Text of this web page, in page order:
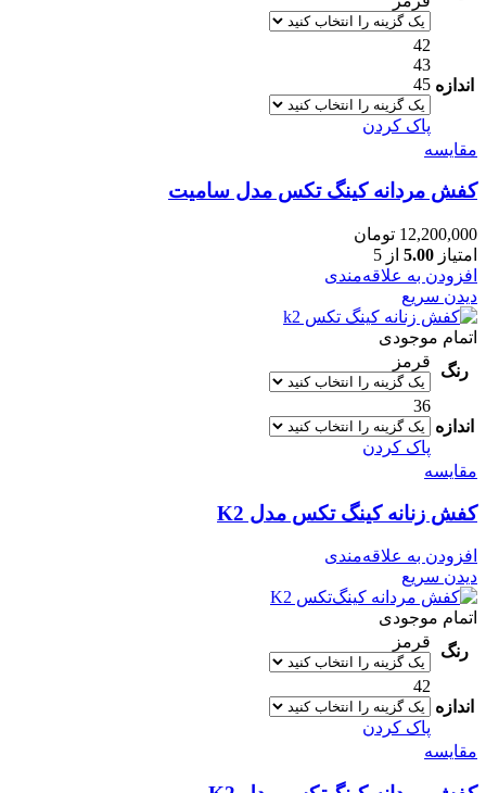
اندازه
42
43
45
پاک کردن
مقایسه
کفش مردانه کینگ تکس مدل سامیت
12,200,000 تومان
امتیاز 5.00 از 5
افزودن به علاقه‌مندی
دیدن سریع
اتمام موجودی
رنگ
قرمز
اندازه
36
پاک کردن
مقایسه
کفش زنانه کینگ تکس مدل K2
افزودن به علاقه‌مندی
دیدن سریع
اتمام موجودی
رنگ
قرمز
اندازه
42
پاک کردن
مقایسه